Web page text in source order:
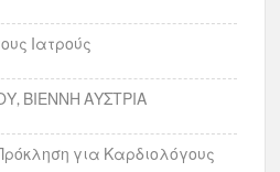
Ιατρούς
ΒΙΕΝΝΗ ΑΥΣΤΡΙΑ
για Καρδιολόγους